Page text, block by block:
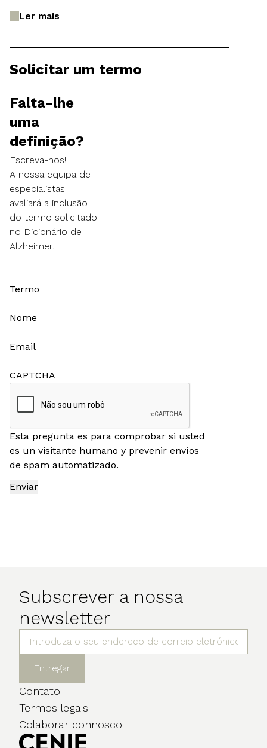
Ler mais
Solicitar um termo
Falta-lhe
uma
definição?
Escreva-nos!
A nossa equipa de
especialistas
avaliará a inclusão
do termo solicitado
no Dicionário de
Alzheimer.
Termo
Nome
Email
CAPTCHA
Esta pregunta es para comprobar si usted
es un visitante humano y prevenir envíos
de spam automatizado.
Subscrever a nossa
newsletter
Entregar
Contato
Termos legais
Colaborar connosco